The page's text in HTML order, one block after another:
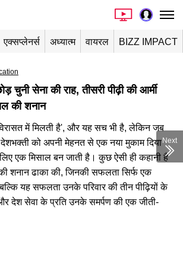
एक्सप्लेनर्स अध्यात्म वायरल BIZZ IMPACT
चुनी सेना की राह, तीसरी पीढ़ी की आर्मी
की शनान
में मिलती है', और यह सच भी है, लेकिन जब
देशभक्ती को अपनी मेहनत से एक नया मुकाम दिया
एक मिसाल बन जाती है। कुछ ऐसी ही कहानी है
शनान ढाका की, जिनकी सफलता सिर्फ एक
यह सफलता उनके परिवार की तीन पीढ़ियों के
देश सेवा के प्रति उनके समर्पण की एक जीती-
Next